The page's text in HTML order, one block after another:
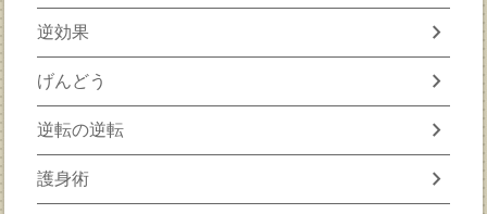
逆効果 chevron_right
げんどう chevron_right
逆転の逆転 chevron_right
護身術 chevron_right